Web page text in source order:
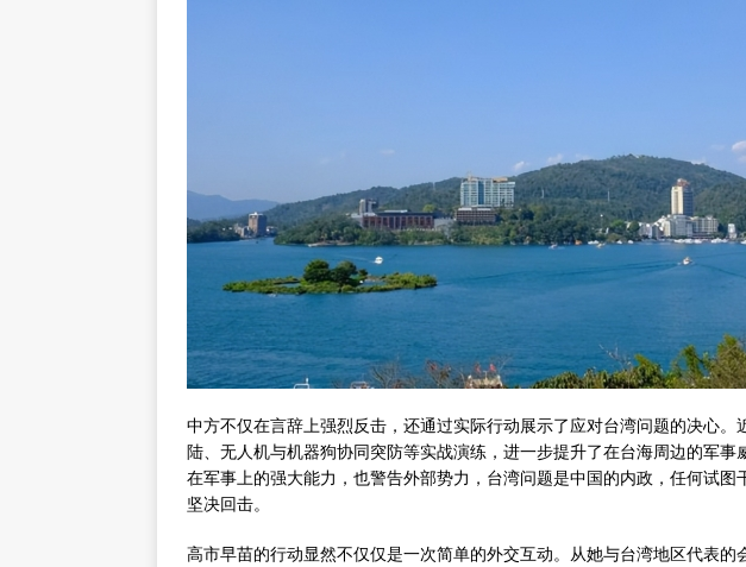
中方不仅在言辞上强烈反击，还通过实际行动展示了应对台湾问题的决心。
陆、无人机与机器狗协同突防等实战演练，进一步提升了在台海周边的军事
在军事上的强大能力，也警告外部势力，台湾问题是中国的内政，任何试图
坚决回击。
高市早苗的行动显然不仅仅是一次简单的外交互动。从她与台湾地区代表